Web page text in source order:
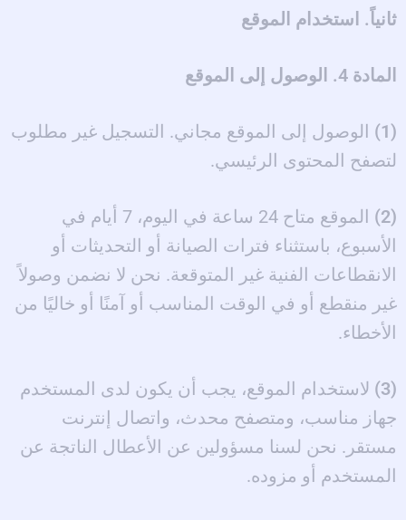
ثانياً. استخدام الموقع
المادة 4. الوصول إلى الموقع
(1)
الوصول إلى الموقع مجاني. التسجيل غير مطلوب
لتصفح المحتوى الرئيسي.
(2)
الموقع متاح 24 ساعة في اليوم، 7 أيام في
الأسبوع، باستثناء فترات الصيانة أو التحديثات أو
الانقطاعات الفنية غير المتوقعة. نحن لا نضمن وصولاً
غير منقطع أو في الوقت المناسب أو آمنًا أو خاليًا من
الأخطاء.
(3)
لاستخدام الموقع، يجب أن يكون لدى المستخدم
جهاز مناسب، ومتصفح محدث، واتصال إنترنت
مستقر. نحن لسنا مسؤولين عن الأعطال الناتجة عن
المستخدم أو مزوده.